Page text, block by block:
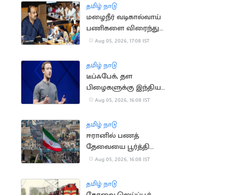
தமிழ் நாடு
மழைநீர் வடிகால்வாய்
பணிகளை விரைந்து
முடிக்க உத்தரவு
Aug 05, 2026, 17:08 IST
தமிழ் நாடு
டீப்ஃபேக், தள
பிழைகளுக்கு இந்திய
அரசிடம் மன்னிப்பு
Aug 05, 2026, 16:08 IST
தமிழ் நாடு
ஈரானில் பணத்
தேவையை பூர்த்தி
செய்ய திண்டாடும்
Aug 05, 2026, 16:08 IST
தமிழ் நாடு